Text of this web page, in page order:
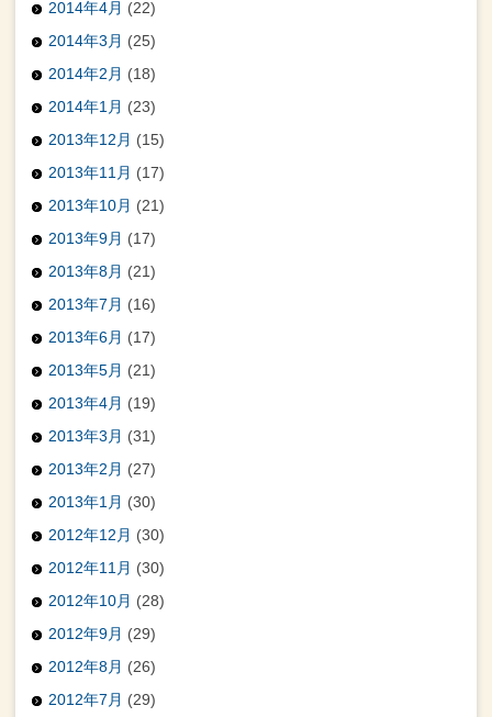
2014年4月 (22)
2014年3月 (25)
2014年2月 (18)
2014年1月 (23)
2013年12月 (15)
2013年11月 (17)
2013年10月 (21)
2013年9月 (17)
2013年8月 (21)
2013年7月 (16)
2013年6月 (17)
2013年5月 (21)
2013年4月 (19)
2013年3月 (31)
2013年2月 (27)
2013年1月 (30)
2012年12月 (30)
2012年11月 (30)
2012年10月 (28)
2012年9月 (29)
2012年8月 (26)
2012年7月 (29)